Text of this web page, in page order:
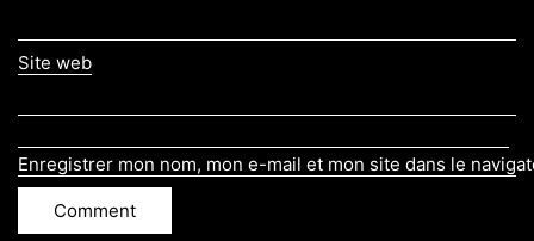
Site web
Enregistrer mon nom, mon e-mail et mon site dans le